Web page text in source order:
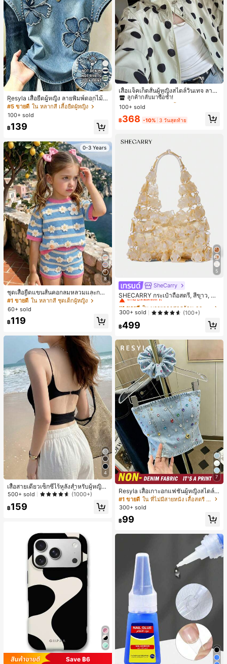
17
Resyla เสื้อยืดผู้หญิง ลายพิมพ์ดอกไม้สี
น้ำเงินวินเทจ เสื้อสำหรับออกไปเที่ยวฤ
ดูร้อน ดีไซน์กราฟิก สบายๆ อเนกประสง
ค์ สวมใส่ประจำวัน กลางแจ้ง ช้อปปิ้ง ท่
องเที่ยวกลางแจ้ง
#5 ขายดี ใน หลากสี เสื้อยืดผู้หญิง
100+ sold
฿139
0-3 Years
8
ชุดเสื้อยืดแขนสั้นคอกลมหลวมและกาง
เกงขาสั้นไบค์เกอร์รัดรูปสำหรับเด็กผู้ห
ญิง สไตล์มินิมอล เหมาะสำหรับฤดูใบไ
ม้ผลิและฤดูร้อน
#1 ขายดี ใน หลากสี ชุดเด็กผู้หญิง
60+ sold
฿119
4
เสื้อสายเดี่ยวเซ็กซี่ไร้หลังสำหรับผู้หญิง
พร้อมบราแบบมีฟองน้ำ, เสื้อกล้ามแขน
500+ sold (1000+)
฿159
Save ฿6
เสื้อแจ็คเก็ตสั้นผู้หญิงสไตล์วินเทจ ลายจุ
ดขนาดใหญ่ คอตั้ง เอวเข้ารูป แขนพอง
ทรงหลวม แฟชั่นอเนกประสงค์ สำหรับใ
#1 ขายดี
ใน กระเป๋า เสื้อคลุมลำลอง
ลูกค้ากลับมาซื้อซ้ำ!
#1 ขายดี ใน กระเป๋า เสื้อคลุมลำลอง
ลูกค้ากลับมาซื้อซ้ำ!
#1 ขายดี ใน กระเป๋า เสื้อคลุมลำลอง
ลูกค้ากลับมาซื้อซ้ำ!
#1 ขายดี
ใน กระเป๋า เสื้อคลุมลำลอง
ลูกค้ากลับมาซื้อซ้ำ!
100+ sold
฿368 -10% 3 วันสุดท้าย
5
SheCarry
SHECARRY กระเป๋าถือสตรี, สีขาว, แฟ
ชั่น, สง่างาม, วันหยุด, งานปาร์ตี้
#1 ขายดี
เกือบหมดแล้ว!
#1 ขายดี
เกือบหมดแล้ว!
#1 ขายดี
เกือบหมดแล้ว!
#1 ขายดี
ใน บรรยากาศฤดูร้อน กระเป๋าหูหิ้วด้านบนผู้หญิง
เกือบหมดแล้ว!
300+ sold (100+)
฿499
7
Resyla เสื้อเกาะอกแฟชั่นผู้หญิงสไตล์ซั
มเมอร์อเนกประสงค์ลายเดนิม แนะนำ
สำหรับงานหนัก ขายดี ตกแต่งเพชรสีสั
จำวัน
#1 ขายดี
ใน ที่ไม่มีสายหนัง เสื้อสตรี เสื้อเบลาส์ & Tee
300+ sold
฿99